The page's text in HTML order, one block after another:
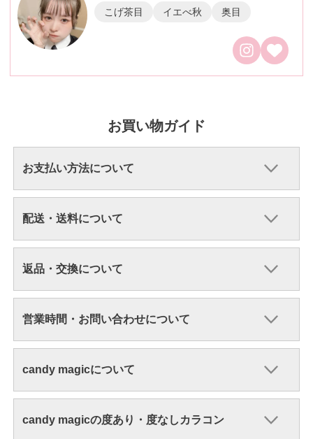
こげ茶目 イエべ秋 奥目
お買い物ガイド
お支払い方法について
配送・送料について
返品・交換について
営業時間・お問い合わせについて
candy magicについて
candy magicの度あり・度なしカラコン